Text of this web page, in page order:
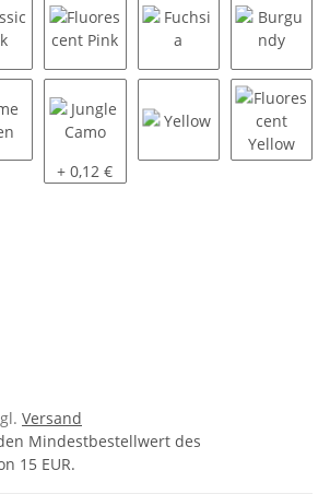
Pink Fluorescent PinkFuchsia
Lime GreenJungle Camo
+ 0,12 €
Versand
Mindestbestellwert des
15 EUR.